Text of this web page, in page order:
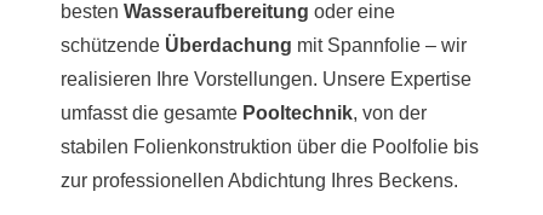
besten Wasseraufbereitung oder eine
schützende Überdachung mit Spannfolie – wir
realisieren Ihre Vorstellungen. Unsere Expertise
umfasst die gesamte Pooltechnik, von der
stabilen Folienkonstruktion über die Poolfolie bis
zur professionellen Abdichtung Ihres Beckens.